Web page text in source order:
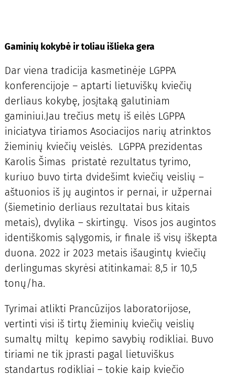
Gaminių kokybė ir toliau išlieka gera
Dar viena tradicija kasmetinėje LGPPA
konferencijoje – aptarti lietuviškų kviečių
derliaus kokybę, josįtaką galutiniam
gaminiui.Jau trečius metų iš eilės LGPPA
iniciatyva tiriamos Asociacijos narių atrinktos
žieminių kviečių veislės. LGPPA prezidentas
Karolis Šimas pristatė rezultatus tyrimo,
kuriuo buvo tirta dvidešimt kviečių veislių –
aštuonios iš jų augintos ir pernai, ir užpernai
(šiemetinio derliaus rezultatai bus kitais
metais), dvylika – skirtingų. Visos jos augintos
identiškomis sąlygomis, ir finale iš visų iškepta
duona. 2022 ir 2023 metais išaugintų kviečių
derlingumas skyrėsi atitinkamai: 8,5 ir 10,5
tonų/ha.
Tyrimai atlikti Prancūzijos laboratorijose,
vertinti visi iš tirtų žieminių kviečių veislių
sumaltų miltų kepimo savybių rodikliai. Buvo
tiriami ne tik įprasti pagal lietuviškus
standartus rodikliai – tokie kaip kviečio